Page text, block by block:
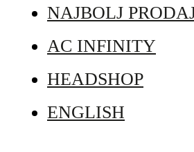
NAJBOLJ
AC INFINITY
HEADSHOP
ENGLISH